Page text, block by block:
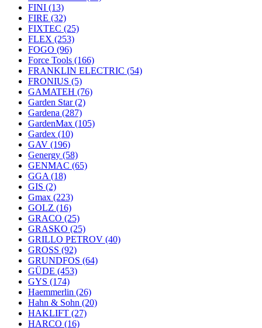
FINI (13)
FIRE (32)
FIXTEC (25)
FLEX (253)
FOGO (96)
Force Tools (166)
FRANKLIN ELECTRIC (54)
FRONIUS (5)
GAMATEH (76)
Garden Star(2)
Gardena (287)
GardenMax (105)
Gardex (10)
GAV (196)
Genergy (58)
GENMAC (65)
GGA (18)
GIS (2)
Gmax (223)
GOLZ (16)
GRACO (25)
GRASKO (25)
GRILLO PETROV (40)
GROSS (92)
GRUNDFOS (64)
GÜDE (453)
GYS (174)
Haemmerlin (26)
Hahn & Sohn (20)
HAKLIFT (27)
HARCO (16)